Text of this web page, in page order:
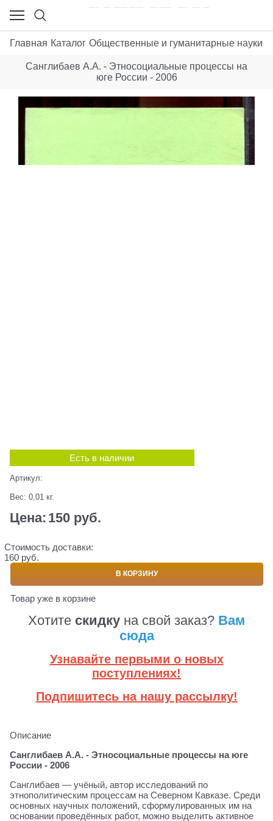
Главная Каталог Общественные и гуманитарные науки
Санглибаев А.А. - Этносоциальные процессы на
юге России - 2006
Есть в наличии
Артикул:
Вес: 0,01 кг.
Цена: 150 руб.
Стоимость доставки:
160 руб.
В КОРЗИНУ
Товар уже в корзине
Хотите скидку на свой заказ? Вам
сюда
Узнавайте первыми о новых
поступлениях!
Подпишитесь на нашу рассылку!
Описание
Санглибаев А.А. - Этносоциальные процессы на юге
России - 2006
Санглибаев — учёный, автор исследований по
этнополитическим процессам на Северном Кавказе. Среди
основных научных положений, сформулированных им на
основании проведённых работ, можно выделить активное